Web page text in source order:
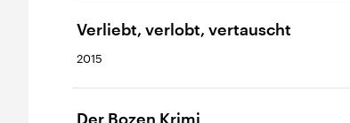
Verliebt, verlobt, vertauscht
2015